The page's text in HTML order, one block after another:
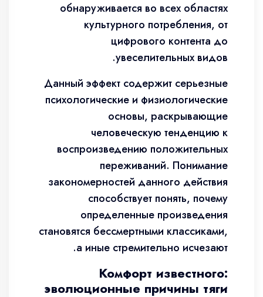
обнаруживается во всех областях
культурного потребления, от
цифрового контента до
увеселительных видов.
Данный эффект содержит серьезные
психологические и физиологические
основы, раскрывающие
человеческую тенденцию к
воспроизведению положительных
переживаний. Понимание
закономерностей данного действия
способствует понять, почему
определенные произведения
становятся бессмертными классиками,
а иные стремительно исчезают.
Комфорт известного:
эволюционные причины тяги